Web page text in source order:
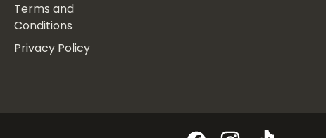
Terms and
Conditions
Privacy Policy